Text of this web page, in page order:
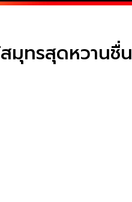
มุทรสุดหวานชื่น